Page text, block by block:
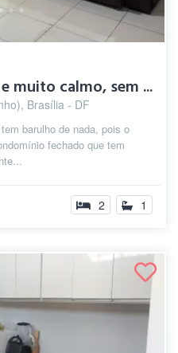
muito calmo, sem ...
Brasília - DF
barulho de nada, pois o
fechado que tem
2 1